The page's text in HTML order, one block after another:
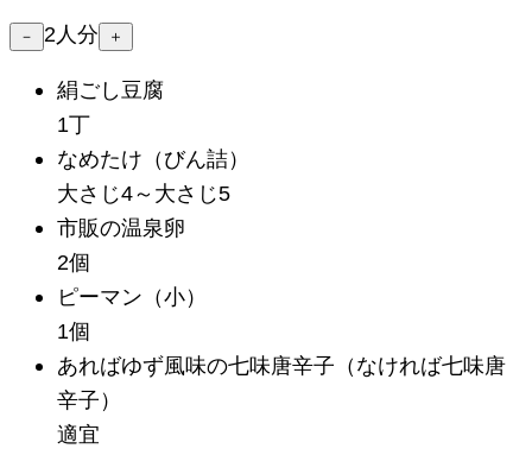
－ 2 人分 ＋
絹ごし豆腐
1丁
なめたけ （びん詰）
大さじ4～大さじ5
市販の温泉卵
2個
ピーマン （小）
1個
あればゆず風味の七味唐辛子 （なければ七味唐
辛子）
適宜